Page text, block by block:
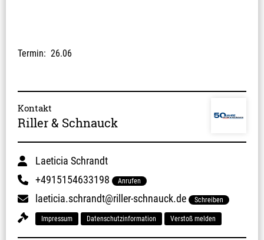
Termin:  26.06﻿
Kontakt
Riller & Schnauck
Laeticia Schrandt
+4915154633198
Anrufen
laeticia.schrandt@riller-schnauck.de Schreiben
Impressum Datenschutzinformation Verstoß melden